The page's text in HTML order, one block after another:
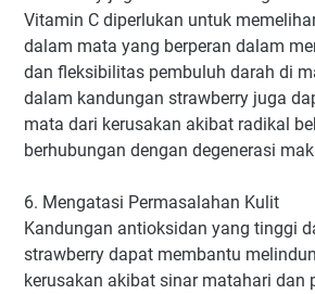
Vitamin C diperlukan untuk
dalam mata yang berperan dalam
dan fleksibilitas pembuluh darah di
dalam kandungan strawberry juga
mata dari kerusakan akibat radikal
berhubungan dengan degenerasi
6. Mengatasi Permasalahan Kulit
Kandungan antioksidan yang tinggi
strawberry dapat membantu
kerusakan akibat sinar matahari dan